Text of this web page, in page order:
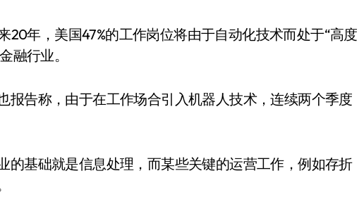
20年，美国47%的工作岗位将由于自动化技术而处于“高度
融行业。
报告称，由于在工作场合引入机器人技术，连续两个季度
的基础就是信息处理，而某些关键的运营工作，例如存折